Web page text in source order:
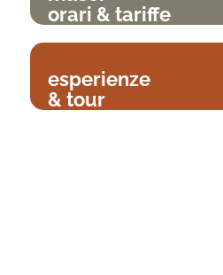
orari & tariffe
esperienze
& tour